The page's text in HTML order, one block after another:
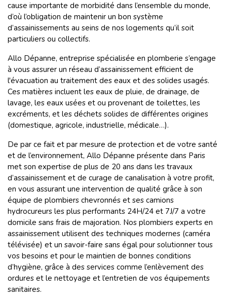
cause importante de morbidité dans l’ensemble du monde,
d’où l’obligation de maintenir un bon système
d’assainissements au seins de nos logements qu’il soit
particuliers ou collectifs.
Allo Dépanne, entreprise spécialisée en plomberie s’engage
à vous assurer un réseau d’assainissement efficient de
l'évacuation au traitement des eaux et des solides usagés.
Ces matières incluent les eaux de pluie, de drainage, de
lavage, les eaux usées et ou provenant de toilettes, les
excréments, et les déchets solides de différentes origines
(domestique, agricole, industrielle, médicale…).
De par ce fait et par mesure de protection et de votre santé
et de l’environnement, Allo Dépanne présente dans Paris
met son expertise de plus de 20 ans dans les travaux
d’assainissement et de curage de canalisation à votre profit,
en vous assurant une intervention de qualité grâce à son
équipe de plombiers chevronnés et ses camions
hydrocureurs les plus performants 24H/24 et 7J/7 a votre
domicile sans frais de majoration. Nos plombiers experts en
assainissement utilisent des techniques modernes (caméra
télévisée) et un savoir-faire sans égal pour solutionner tous
vos besoins et pour le maintien de bonnes conditions
d’hygiène, grâce à des services comme l’enlèvement des
ordures et le nettoyage et l’entretien de vos équipements
sanitaires.